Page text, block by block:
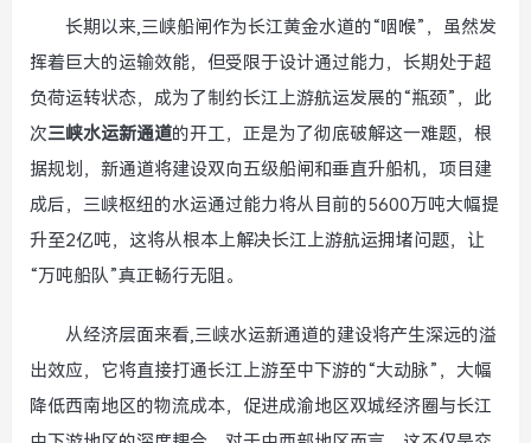
长期以来,三峡船闸作为长江黄金水道的“咽喉”，虽然发
挥着巨大的运输效能，但受限于设计通过能力，长期处于超
负荷运转状态，成为了制约长江上游航运发展的“瓶颈”，此
次三峡水运新通道的开工，正是为了彻底破解这一难题，根
据规划，新通道将建设双向五级船闸和垂直升船机，项目建
成后，三峡枢纽的水运通过能力将从目前的5600万吨大幅提
升至2亿吨，这将从根本上解决长江上游航运拥堵问题，让
“万吨船队”真正畅行无阻。
从经济层面来看,三峡水运新通道的建设将产生深远的溢
出效应，它将直接打通长江上游至中下游的“大动脉”，大幅
降低西南地区的物流成本，促进成渝地区双城经济圈与长江